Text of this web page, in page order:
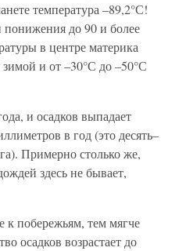
температура –89,2°С!
до 90 и более
в центре материка
и от –30°С до –50°С
и осадков выпадает
в год (это десять–
Примерно столько же,
здесь не бывает,
к побережьям, тем мягче
осадков возрастает до